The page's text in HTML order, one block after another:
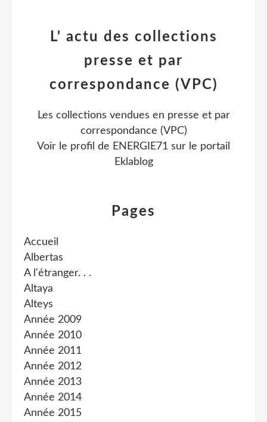
Pages
Accueil
Albertas
A l'étranger. . .
Altaya
Alteys
Année 2009
Année 2010
Année 2011
Année 2012
Année 2013
Année 2014
Année 2015
L' actu des collections
presse et par
correspondance (VPC)
Les collections vendues en presse et par
correspondance (VPC)
Voir le profil de ENERGIE71 sur le portail
Eklablog